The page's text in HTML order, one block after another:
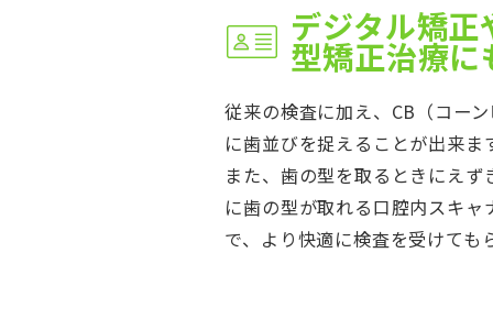
デジタル矯
型矯正治療に
従来の検査に加え、CB（コー
に歯並びを捉えることが出来ま
また、歯の型を取るときにえ
に歯の型が取れる口腔内スキ
で、より快適に検査を受けても